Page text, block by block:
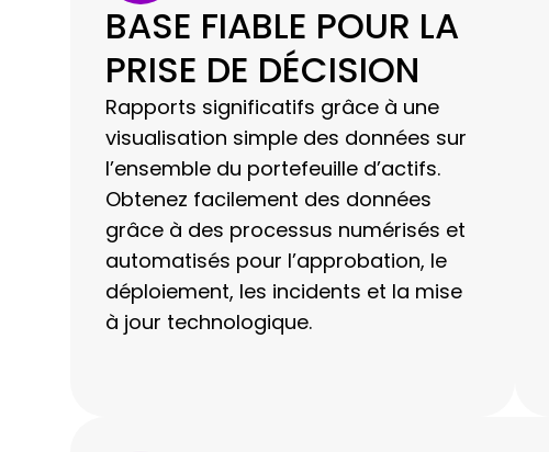
BASE FIABLE POUR LA
PRISE DE DÉCISION
Rapports significatifs grâce à une
visualisation simple des données sur
l’ensemble du portefeuille d’actifs.
Obtenez facilement des données
grâce à des processus numérisés et
automatisés pour l’approbation, le
déploiement, les incidents et la mise
à jour technologique.